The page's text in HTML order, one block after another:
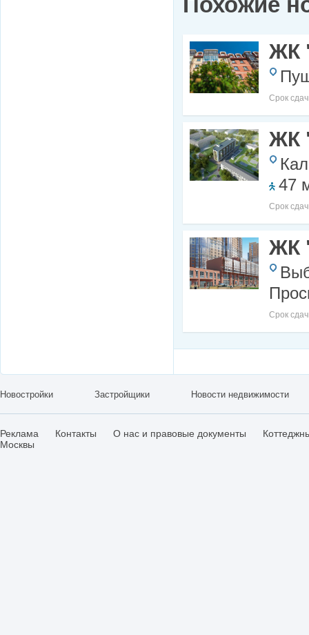
ЖК
Срок
ЖК
47
Срок
ЖК
Срок
Новостройки Застройщики Новости недвижимости
Реклама Контакты О нас и правовые документы
Москвы